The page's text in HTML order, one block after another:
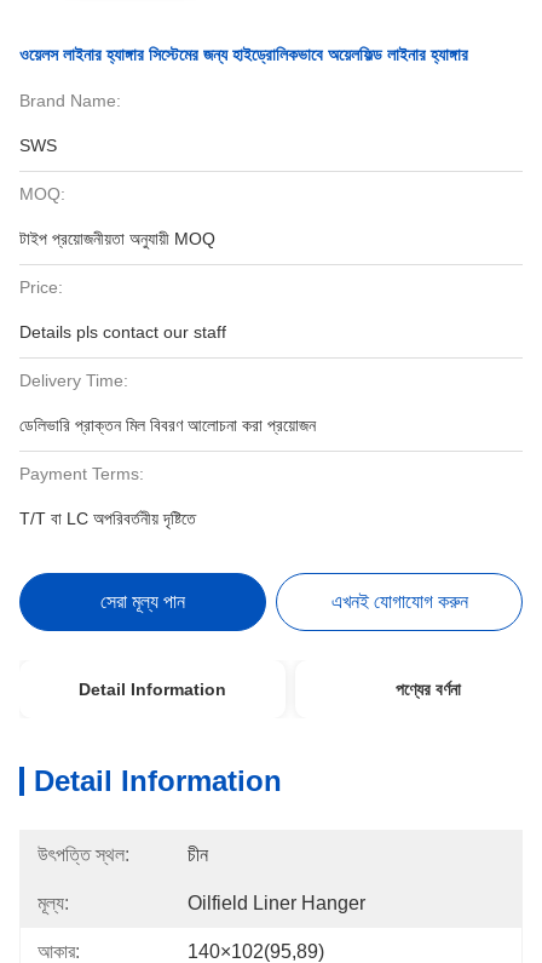
ওয়েলস লাইনার হ্যাঙ্গার সিস্টেমের জন্য হাইড্রোলিকভাবে অয়েলফিল্ড লাইনার হ্যাঙ্গার
Brand Name:
SWS
MOQ:
টাইপ প্রয়োজনীয়তা অনুযায়ী MOQ
Price:
Details pls contact our staff
Delivery Time:
ডেলিভারি প্রাক্তন মিল বিবরণ আলোচনা করা প্রয়োজন
Payment Terms:
T/T বা LC অপরিবর্তনীয় দৃষ্টিতে
সেরা মূল্য পান এখনই যোগাযোগ করুন
Detail Information পণ্যের বর্ণনা
Detail Information
উৎপত্তি স্থল: চীন
মূল্য: Oilfield Liner Hanger
আকার: 140×102(95,89)